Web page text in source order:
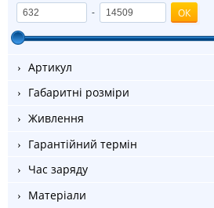
-
Артикул
Габаритні розміри
Живлення
Гарантійний термін
Час заряду
Матеріали